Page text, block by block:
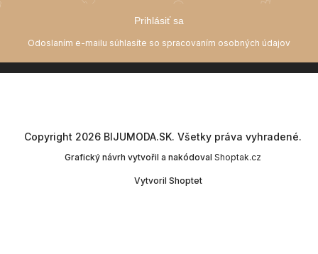
Prihlásiť sa
Vytvoril Shoptet
Copyright 2026 BIJUMODA.SK. Všetky práva vyhradené.
Grafický návrh vytvořil a nakódoval Shoptak.cz